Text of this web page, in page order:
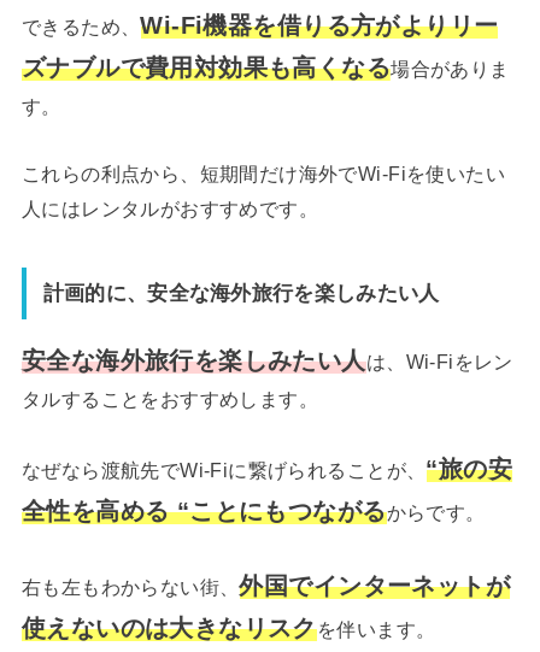
できるため、Wi-Fi機器を借りる方がよりリー
ズナブルで費用対効果も高くなる場合がありま
す。
これらの利点から、短期間だけ海外でWi-Fiを使いたい
人にはレンタルがおすすめです。
計画的に、安全な海外旅行を楽しみたい人
安全な海外旅行を楽しみたい人は、Wi-Fiをレン
タルすることをおすすめします。
なぜなら渡航先でWi-Fiに繋げられることが、 “旅の安
全性を高める “ことにもつながるからです。
右も左もわからない街、外国でインターネットが
使えないのは大きなリスクを伴います。